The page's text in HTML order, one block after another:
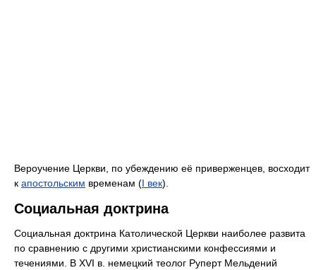
Вероучение Церкви, по убеждению её приверженцев, восходит
к апостольским временам (I век).
Социальная доктрина
Социальная доктрина Католической Церкви наиболее развита
по сравнению с другими христианскими конфессиями и
течениями. В XVI в. немецкий теолог Руперт Мельдений